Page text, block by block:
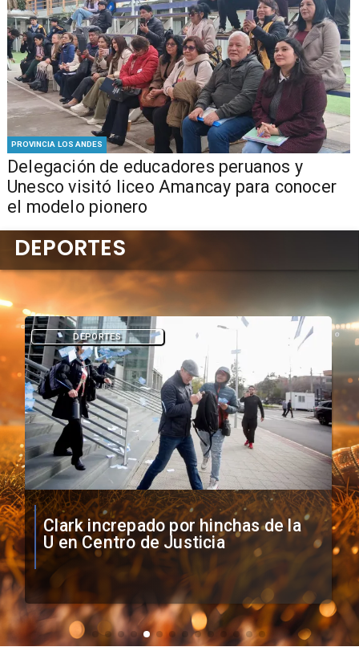
PROVINCIA LOS ANDES
Delegación de educadores peruanos y
Unesco visitó liceo Amancay para conocer
el modelo pionero
Vozinha firma contrato con Colo
Colo como nuevo arquero
DEPORTES
DEPORTES